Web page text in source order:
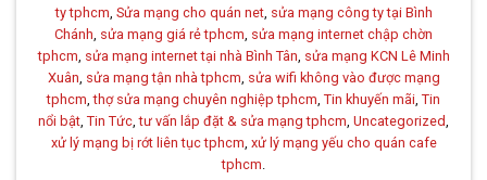
ty tphcm Sửa mạng cho quán net, sửa mạng công ty tại Bình
Chánh sửa mạng giá rẻ tphcm sửa mạng internet chập chờn
tphcm sửa mạng internet tại nhà Bình Tân sửa mạng KCN Lê Minh
Xuân sửa mạng tận nhà tphcm sửa wifi không vào được mạng
tphcm ,thợ sửa mạng chuyên nghiệp tphcm Tin khuyến mãi Tin
nổi bật Tin Tức ,tư vấn lắp đặt & sửa mạng tphcm Uncategorized
xử lý mạng bị rớt liên tục tphcm xử lý mạng yếu cho quán cafe
tphcm